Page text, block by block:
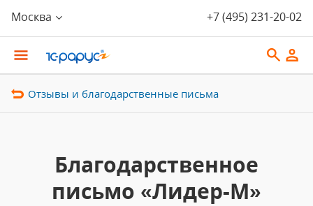
Москва +7 (495) 231-20-02
Отзывы и благодарственные письма
Благодарственное
письмо «Лидер-М»